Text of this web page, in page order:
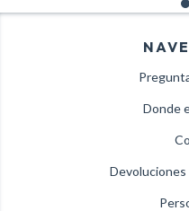
Donde
Devoluciones